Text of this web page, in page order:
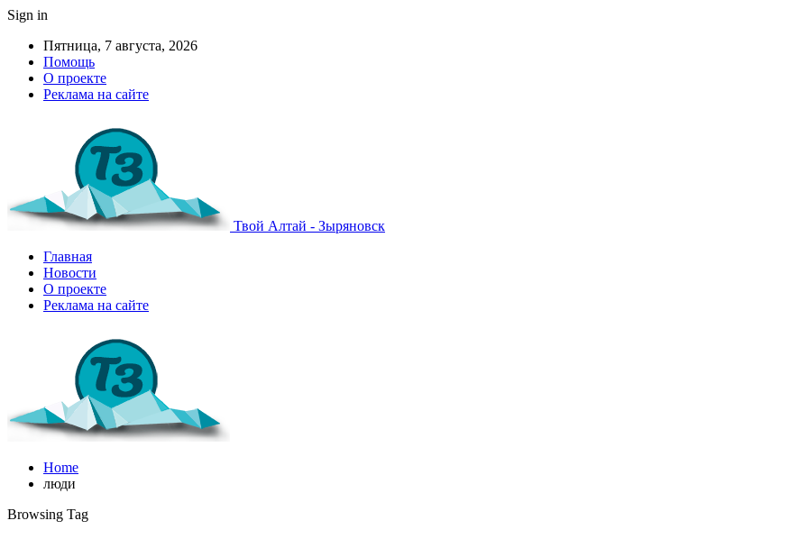
Sign in
Пятница, 7 августа, 2026
Помощь
О проекте
Реклама на сайте
Твой Алтай - Зыряновск
Главная
Новости
О проекте
Реклама на сайте
Home
люди
Browsing Tag